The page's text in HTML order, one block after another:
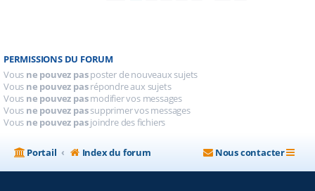
PERMISSIONS DU FORUM
Vous ne pouvez pasposter de nouveaux sujets
Vous ne pouvez pasrépondre aux sujets
Vous ne pouvez pasmodifier vos messages
Vous ne pouvez passupprimer vos messages
Vous ne pouvez pasjoindre des fichiers
Portail Index du forum Nous contacter